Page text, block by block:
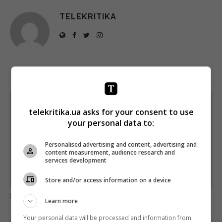
TELEKRITIKA
Пишемо з любов'ю
!
Підпишіться ще раз, якщо не отримуєте від нас листи
* Підписатись→
Предоставлено SendPulse
загрузка...
telekritika.ua asks for your consent to use
your personal data to:
Personalised advertising and content, advertising and
content measurement, audience research and
services development
Store and/or access information on a device
Learn more
Your personal data will be processed and information from